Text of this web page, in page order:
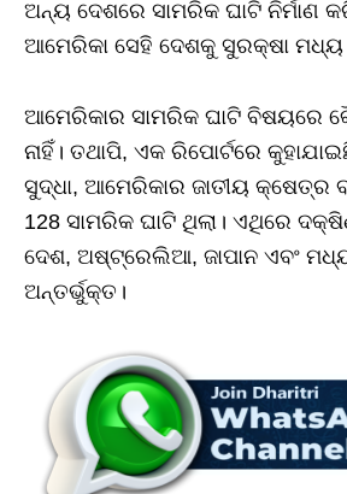
ଅନ୍ୟ ଦେଶରେ ସାମରିକ ଘାଟି ନିର୍ମାଣ
ଆମେରିକା ସେହି ଦେଶକୁ ସୁରକ୍ଷା
ଆମେରିକାର ସାମରିକ ଘାଟି ବିଷୟରେ
ନାହିଁ। ତଥାପି, ଏକ ରିପୋର୍ଟରେ
ସୁଦ୍ଧା, ଆମେରିକାର ଜାତୀୟ କ୍ଷେତ୍ର
128 ସାମରିକ ଘାଟି ଥିଲା। ଏଥିରେ
ଦେଶ, ଅଷ୍ଟ୍ରେଲିଆ, ଜାପାନ ଏବଂ
ଅନ୍ତର୍ଭୁକ୍ତ।